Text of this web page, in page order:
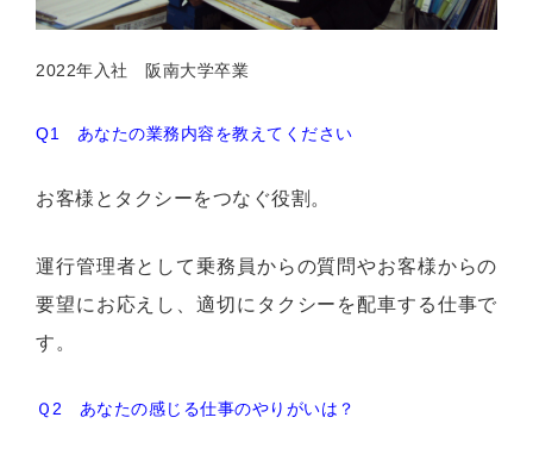
2022年入社 阪南大学卒業
Q1 あなたの業務内容を教えてください
お客様とタクシーをつなぐ役割。
運行管理者として乗務員からの質問やお客様からの
要望にお応えし、適切にタクシーを配車する仕事で
す。
Ｑ2 あなたの感じる仕事のやりがいは？